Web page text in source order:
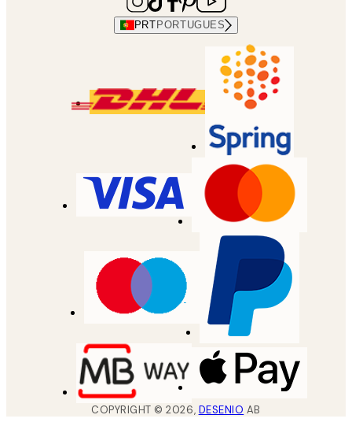
PRT PORTUGUES
COPYRIGHT ©2026, DESENIO AB